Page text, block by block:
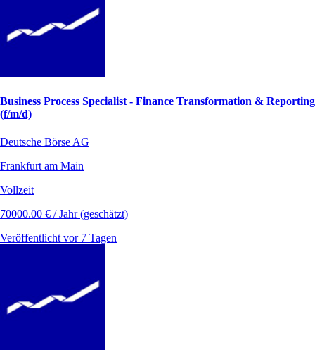
Business Process Specialist - Finance Transformation & Reporting
(f/m/d)
Deutsche Börse AG
Frankfurt am Main
Vollzeit
70000.00 € / Jahr (geschätzt)
Veröffentlicht vor 7 Tagen